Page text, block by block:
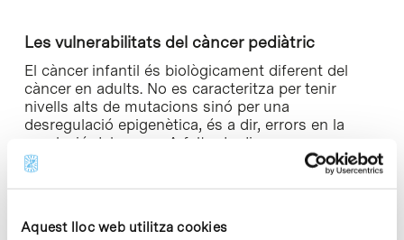
Aquest lloc web utilitza cookies
Les vulnerabilitats del càncer pediàtric
El càncer infantil és biològicament diferent del
càncer en adults. No es caracteritza per tenir
nivells alts de mutacions sinó per una
desregulació epigenètica, és a dir, errors en la
regulació dels gens. A falta de disposar
d’enfocaments específics, els pacients joves són
tractats amb teràpies estàndard, incloent-hi la